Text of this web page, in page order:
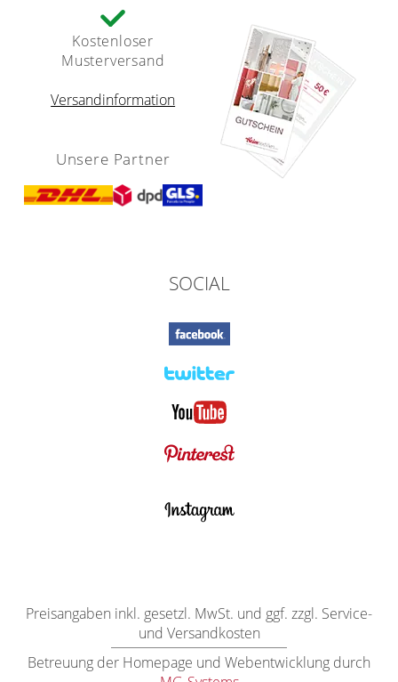
Kostenloser
Musterversand
Versandinformation
Unsere Partner
SOCIAL
Preisangaben inkl. gesetzl. MwSt. und ggf. zzgl. Service-
und Versandkosten
Betreuung der Homepage und Webentwicklung durch